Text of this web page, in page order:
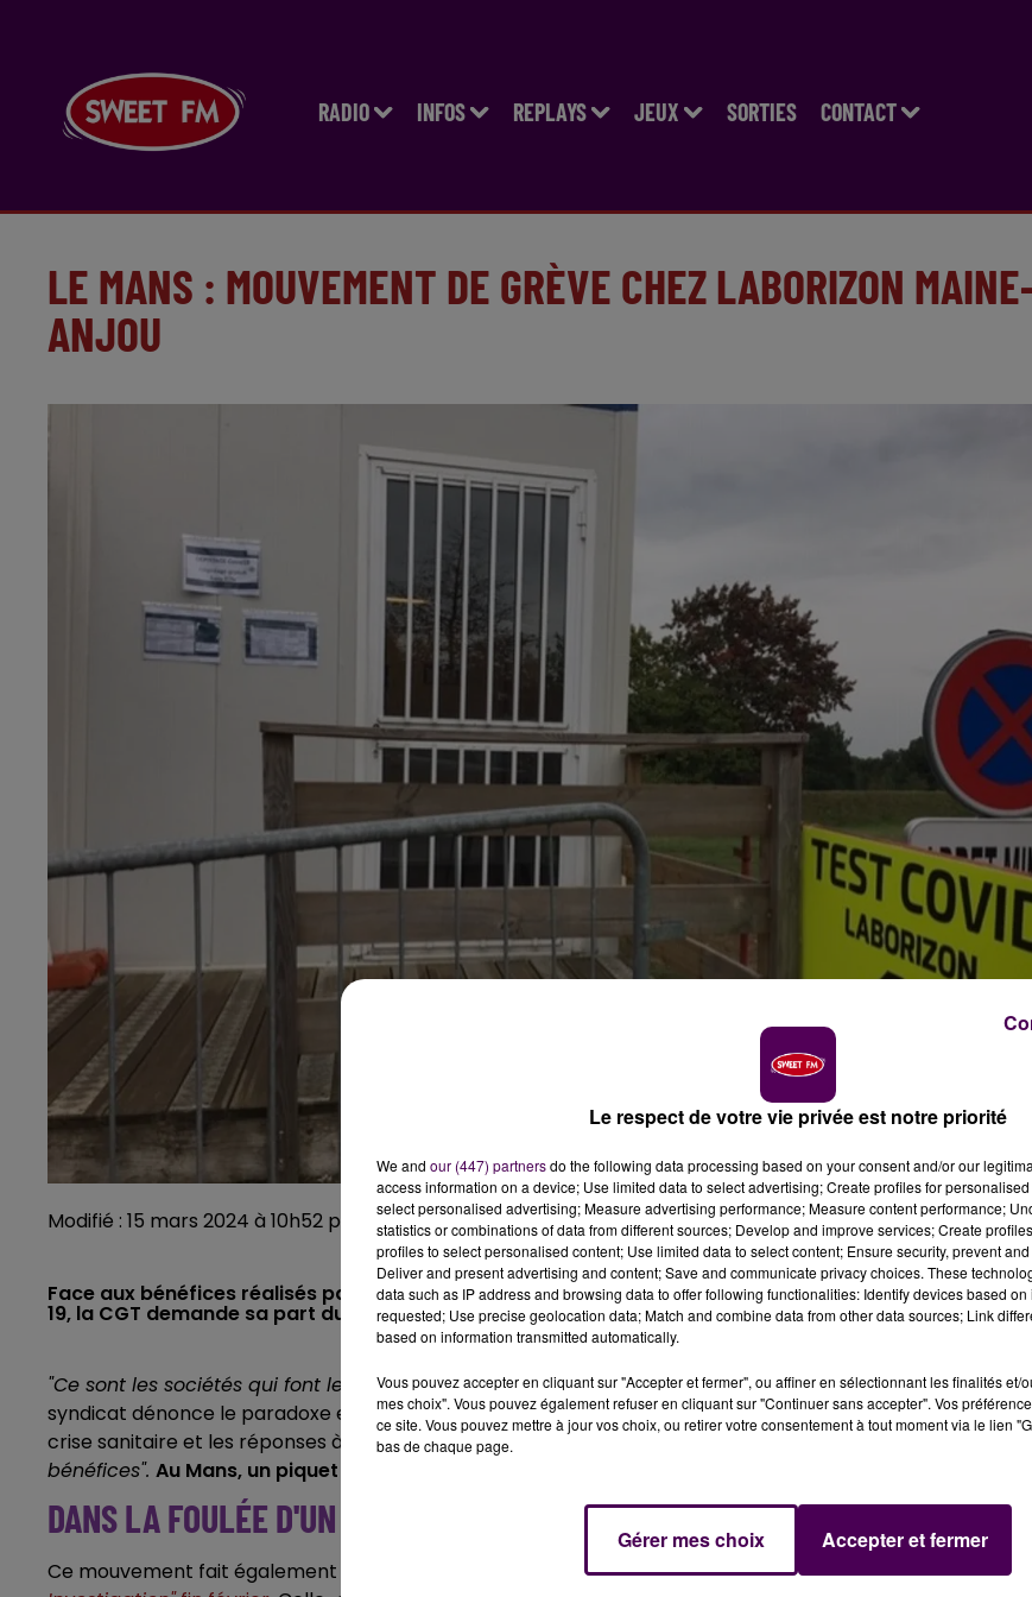
RADIO INFOS REPLAYS JEUX SORTIES CONTACT
LE MANS : MOUVEMENT DE GRÈVE CHEZ LABORIZON
ANJOU
Modifié : 15 mars 2024 à 10h52 par Clément Rohée
Face aux bénéfices réalisés par le laboratoire d’analyse médicale Laborizon lors de la crise liée au
19, la CGT demande sa part du gâteau et souhaite une augmentation des salaires.
"Ce sont les sociétés qui font le plus de profit qui partagent le moins"écrit la CGT dans son
syndicat dénonce le paradoxe entre le chiffre d’affaire réalisé par Biogroup - Laborizon Maine-Anjou, lors
crise sanitaire et les réponses à ses revendications salariales :
"Rien ou pas grand-chose comparé aux
bénéfices". Au Mans, un piquet de grève est organisé sur le parking du pôle santé sud ce vendredi 15
DANS LA FOULÉE D'UN REPORTAGE DE FRANCE 2
Ce mouvement fait également suite à la diffusion d’un numéro del’émission d’enquête de France 2"Cash
Le respect de votre vie privée est notre priorité
We and our (447) partnersdo the following data processing based on your consent and/or our
access information on a device; Use limited data to select advertising; Create profiles for
select personalised advertising; Measure advertising performance; Measure content performance;
statistics or combinations of data from different sources; Develop and improve services; Create
profiles to select personalised content; Use limited data to select content; Ensure security, prevent
Deliver and present advertising and content; Save and communicate privacy choices. These
data such as IP address and browsing data to offer following functionalities: Identify devices based
requested; Use precise geolocation data; Match and combine data from other data sources; Link
based on information transmitted automatically.
Vous pouvez accepter en cliquant sur "Accepter et fermer", ou affiner en sélectionnant les finalités et/
mes choix". Vous pouvez également refuser en cliquant sur "Continuer sans accepter". Vos
ce site. Vous pouvez mettre à jour vos choix, ou retirer votre consentement à tout moment via le lien
bas de chaque page.
Gérer mes choix Accepter et fermer